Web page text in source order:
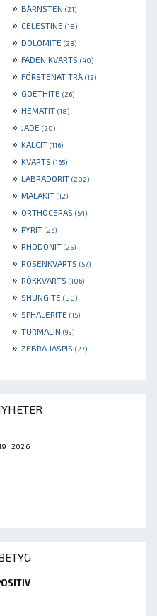
» BÄRNSTEN (21)
» CELESTINE (18)
» DOLOMITE (23)
» FADEN KVARTS (40)
» FÖRSTENAT TRÄ (12)
» GOETHITE (26)
» HEMATIT (18)
» JADE (20)
» KALCIT (116)
» KVARTS (165)
» LABRADORIT (202)
» MALAKIT (12)
» ORTHOCERAS (54)
» PYRIT (26)
» RHODONIT (25)
» ROSENKVARTS (57)
» RÖKKVARTS (106)
» SHUNGITE (80)
» SPHALERITE (15)
» TURMALIN (99)
» ZEBRA JASPIS (27)
2026